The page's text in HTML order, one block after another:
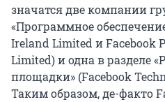
значатся две компании
«Программное
Ireland Limited и Facebook
Limited) и одна в разделе
площадки» (Facebook
Таким образом, де-факто